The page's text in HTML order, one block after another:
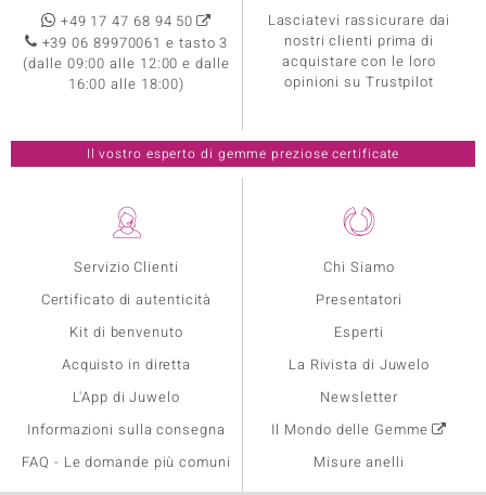
Servizio Clienti
Certificato di autenticità
Kit di benvenuto
Acquisto in diretta
L'App di Juwelo
Informazioni sulla consegna
FAQ - Le domande più comuni
Chi Siamo
Presentatori
Esperti
La Rivista di Juwelo
Newsletter
Il Mondo delle Gemme
Misure anelli
+49 17 47 68 94 50
+39 06 89970061 e tasto 3
(dalle 09:00 alle 12:00 e dalle
16:00 alle 18:00)
Lasciatevi rassicurare dai
nostri clienti prima di
acquistare con le loro
opinioni su Trustpilot
Il vostro esperto di gemme preziose certificate